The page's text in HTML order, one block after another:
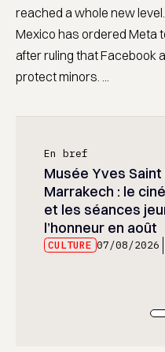
reached a whole new
Mexico has ordered Meta
after ruling that Facebook
protect minors. ...
En bref
Musée Yves
Marrakech : le
et les séances
l’honneur en août
CULTURE 07/08/2026